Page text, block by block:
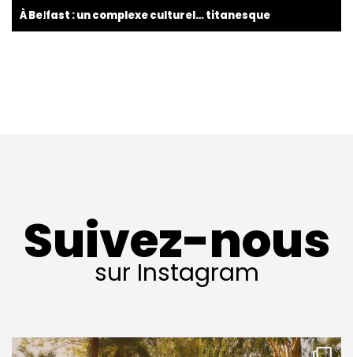
À Belfast : un complexe culturel… titanesque
Suivez-nous
sur Instagram